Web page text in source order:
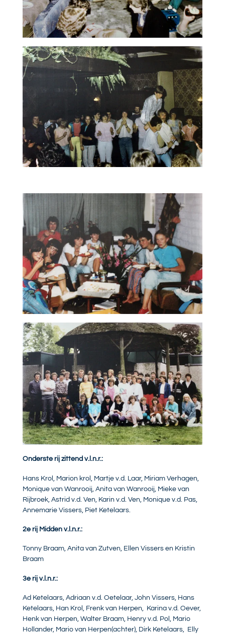
Onderste rij zittend v.l.n.r.:
Hans Krol, Marion krol, Martje v.d. Laar, Miriam Verhagen,
Monique van Wanrooij, Anita van Wanrooij, Mieke van
Rijbroek, Astrid v.d. Ven, Karin v.d. Ven, Monique v.d. Pas,
Annemarie Vissers, Piet Ketelaars.
2e rij Midden v.l.n.r.:
Tonny Braam, Anita van Zutven, Ellen Vissers en Kristin
Braam
3e rij v.l.n.r.:
Ad Ketelaars, Adriaan v.d. Oetelaar, John Vissers, Hans
Ketelaars, Han Krol, Frenk van Herpen, Karina v.d. Oever,
Henk van Herpen, Walter Braam, Henry v.d. Pol, Mario
Hollander, Mario van Herpen(achter), Dirk Ketelaars, Elly